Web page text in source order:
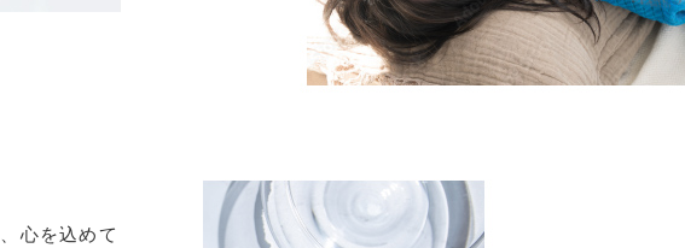
心を込めて